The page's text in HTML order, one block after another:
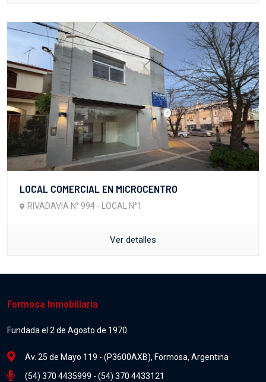
LOCAL COMERCIAL EN MICROCENTRO
RIVADAVIA N° 994 - LOCAL N°1
Ver detalles
Formosa Inmobiliaria
Fundada el 2 de Agosto de 1970.
Av. 25 de Mayo 119 - (P3600AXB), Formosa, Argentina
(54) 370 4435999 - (54) 370 4433121